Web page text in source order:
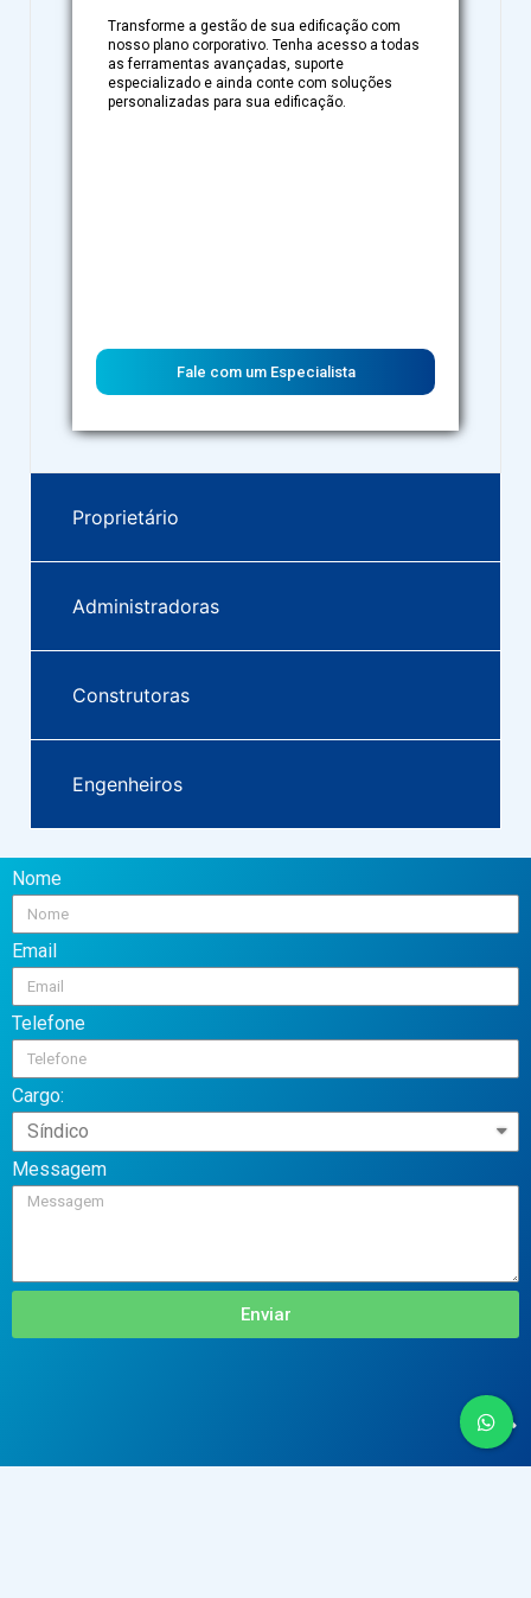
Transforme a gestão de sua edificação com
nosso plano corporativo. Tenha acesso a todas
as ferramentas avançadas, suporte
especializado e ainda conte com soluções
personalizadas para sua edificação.
Fale com um Especialista
Proprietário
Administradoras
Construtoras
Engenheiros
Nome
Email
Telefone
Cargo:
Messagem
Enviar